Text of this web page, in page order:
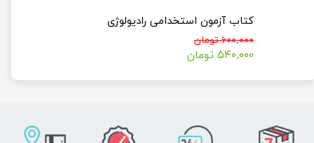
کتاب آزمون استخدامی رادیولوژی
۶۰۰,۰۰۰ تومان
۵۴۰,۰۰۰ تومان